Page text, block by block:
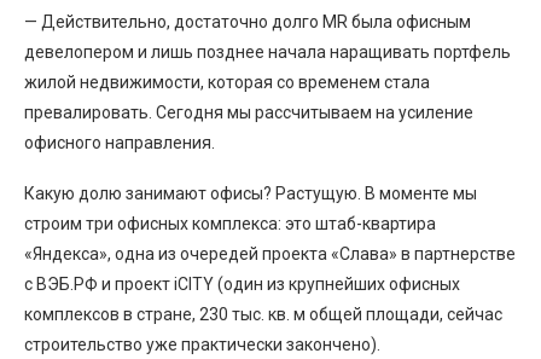
— Действительно, достаточно долго MR была офисным
девелопером и лишь позднее начала наращивать портфель
жилой недвижимости, которая со временем стала
превалировать. Сегодня мы рассчитываем на усиление
офисного направления.
Какую долю занимают офисы? Растущую. В моменте мы
строим три офисных комплекса: это штаб-квартира
«Яндекса», одна из очередей проекта «Слава» в партнерстве
с ВЭБ.РФ и проект iCITY (один из крупнейших офисных
комплексов в стране, 230 тыс. кв. м общей площади, сейчас
строительство уже практически закончено).